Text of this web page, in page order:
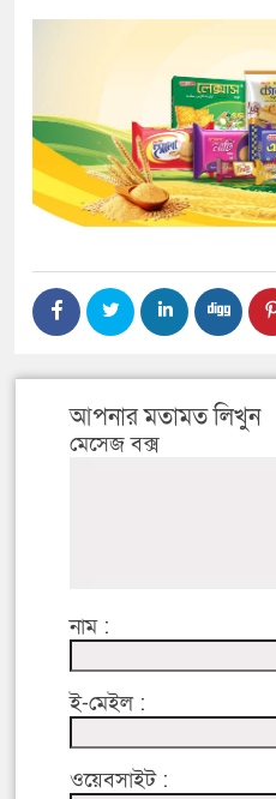
আপনার মতামত লিখুন
মেসেজ বক্স
নাম :
ই-মেইল :
ওয়েবসাইট :